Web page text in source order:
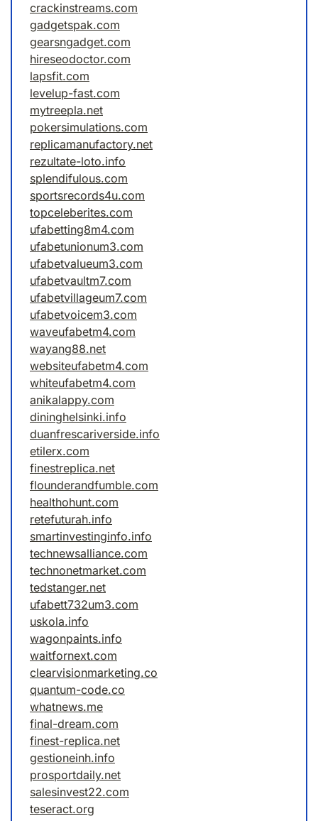
crackinstreams.com
gadgetspak.com
gearsngadget.com
hireseodoctor.com
lapsfit.com
levelup-fast.com
mytreepla.net
pokersimulations.com
replicamanufactory.net
rezultate-loto.info
splendifulous.com
sportsrecords4u.com
topceleberites.com
ufabetting8m4.com
ufabetunionum3.com
ufabetvalueum3.com
ufabetvaultm7.com
ufabetvillageum7.com
ufabetvoicem3.com
waveufabetm4.com
wayang88.net
websiteufabetm4.com
whiteufabetm4.com
anikalappy.com
dininghelsinki.info
duanfrescariverside.info
etilerx.com
finestreplica.net
flounderandfumble.com
healthohunt.com
retefuturah.info
smartinvestinginfo.info
technewsalliance.com
technonetmarket.com
tedstanger.net
ufabett732um3.com
uskola.info
wagonpaints.info
waitfornext.com
clearvisionmarketing.co
quantum-code.co
whatnews.me
final-dream.com
finest-replica.net
gestioneinh.info
prosportdaily.net
salesinvest22.com
teseract.org